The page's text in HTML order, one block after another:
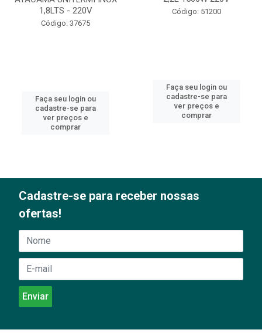
1,8LTS - 220V
Código: 37675
Faça seu login ou
cadastre-se para
ver preços e
comprar
Código: 51200
Faça seu login ou
cadastre-se para
ver preços e
comprar
Cadastre-se para receber nossas
ofertas!